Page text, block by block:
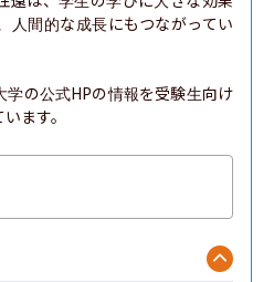
人間的な成長にもつながってい
の公式HPの情報を受験生向け
ます。